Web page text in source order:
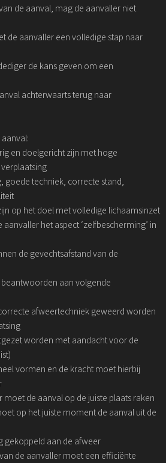
de aanval, mag de aanvaller niet
de aanvaller een volledige stap naar
de kans geven om een
achterwaarts terug naar
en doelgericht zijn met hoge
goede techniek, correcte stand,
op het doel met volledige lichaamsinzet
het aspect ‘zelfbescherming’ in
de gevechtsafstand van de
aan volgende
afweertechniek geweerd worden
worden met aandacht voor de
vormen en de kracht moet hierbij
moet de aanval op de juiste plaats raken
op het juiste moment de aanval uit de
gekoppeld aan de afweer
de aanvaller moet een efficiënte